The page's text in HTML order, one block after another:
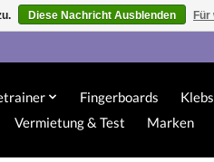
Fingerboards
Vermietung & Test Marken
Diese Nachricht Ausblenden